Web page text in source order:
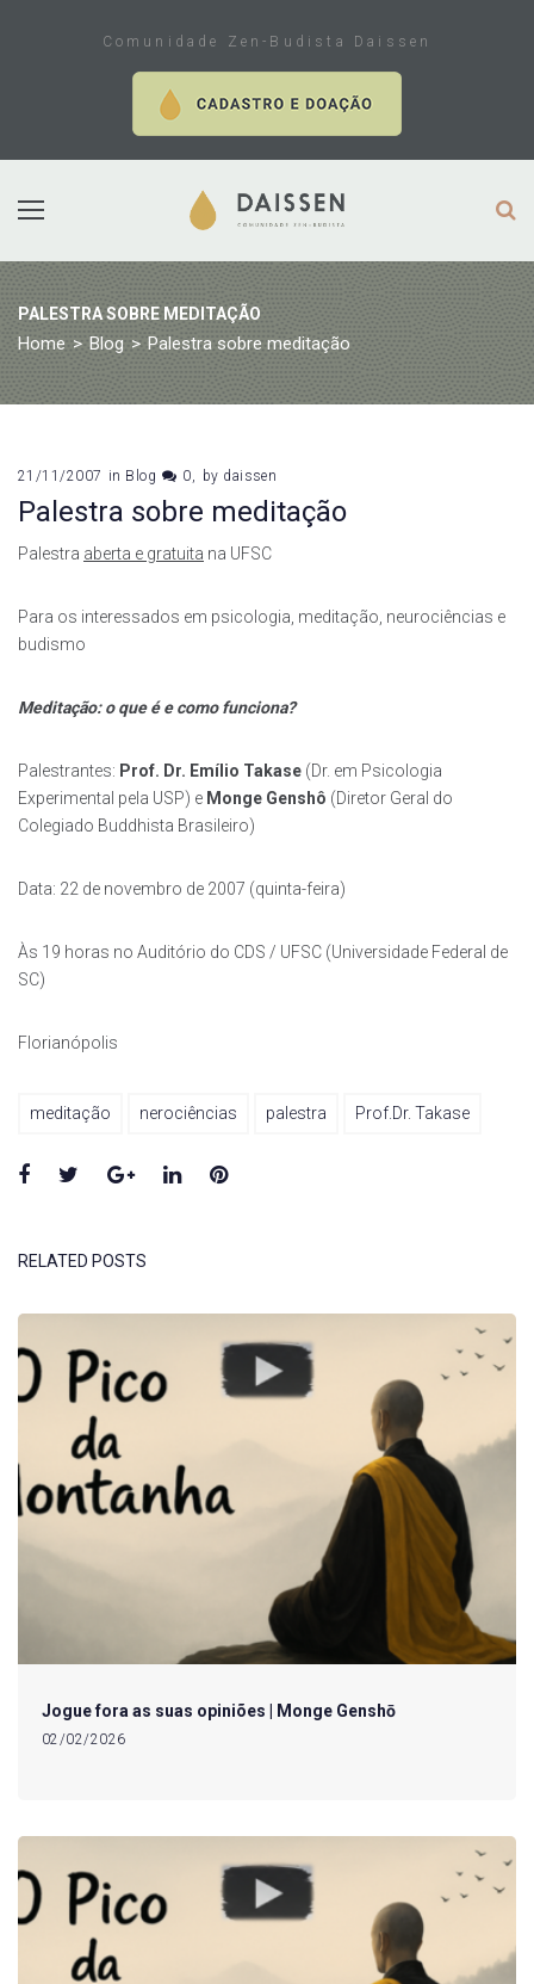
Comunidade Zen-Budista Daissen
PALESTRA SOBRE MEDITAÇÃO
Home > Blog > Palestra sobre meditação
21/11/2007 in Blog 0 by daissen
Palestra sobre meditação
Palestra aberta e gratuita na UFSC
Para os interessados em psicologia, meditação, neurociências e
budismo
Meditação: o que é e como funciona?
Palestrantes: Prof. Dr. Emílio Takase (Dr. em Psicologia
Experimental pela USP) e Monge Genshô (Diretor Geral do
Colegiado Buddhista Brasileiro)
Data: 22 de novembro de 2007 (quinta-feira)
Às 19 horas no Auditório do CDS / UFSC (Universidade Federal de
SC)
Florianópolis
meditação nerociências palestra Prof.Dr. Takase
Facebook
TwitterGoogle+LinkedInPinterest
RELATED POSTS
Jogue fora as suas opiniões | Monge Genshō
02/02/2026